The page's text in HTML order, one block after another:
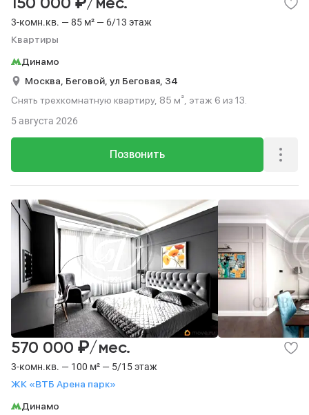
3-комн.кв. — 85 м² — 6/13 этаж
Квартиры
150 000 /мес.
Динамо
Москва, Беговой, ул Беговая, 34
Снять трехкомнатную квартиру, 85 м², этаж 6 из 13.
Позвонить
5 августа 2026
3-комн.кв. — 100 м² — 5/15 этаж
ЖК «ВТБ Арена парк»
570 000 ₽/мес.
Динамо